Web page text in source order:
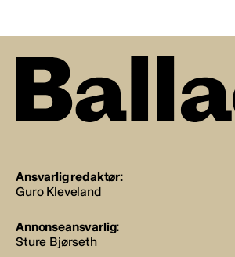
Ansvarlig redaktør:
Guro Kleveland
Annonseansvarlig:
Sture Bjørseth